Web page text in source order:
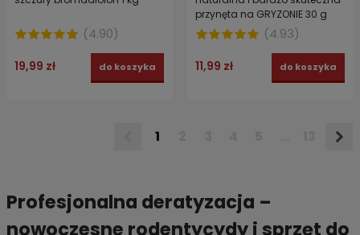
(4.90)
19,99 zł do koszyka
przynęta na GRYZONIE 30 g
(4.93)
11,99 zł do koszyka
1
Profesjonalna deratyzacja –
nowoczesne rodentycydy i sprzęt do